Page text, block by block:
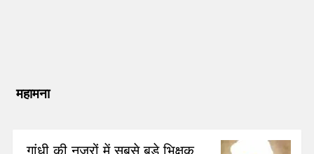
महामना
गांधी की नजरों में सबसे बड़े भिक्षुक